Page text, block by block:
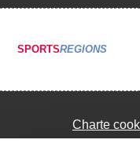
SPORTSREGIONS
Charte